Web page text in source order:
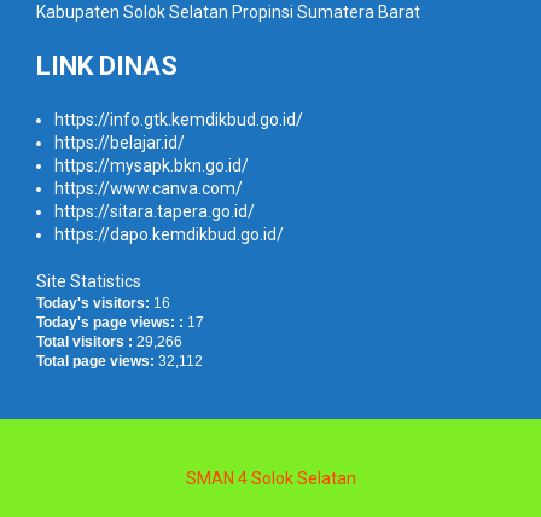
Kabupaten Solok Selatan Propinsi Sumatera Barat
LINK DINAS
https://info.gtk.kemdikbud.go.id/
https://belajar.id/
https://mysapk.bkn.go.id/
https://www.canva.com/
https://sitara.tapera.go.id/
https://dapo.kemdikbud.go.id/
Site Statistics
Today's visitors: 16
Today's page views: : 17
Total visitors : 29,266
Total page views: 32,112
SMAN 4 Solok Selatan